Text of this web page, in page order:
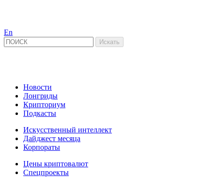
En
Новости
Лонгриды
Крипториум
Подкасты
Искусственный интеллект
Дайджест месяца
Корпораты
Цены криптовалют
Спецпроекты